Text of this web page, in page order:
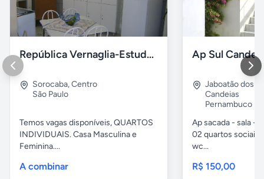
República Vernaglia-Estudantes e ou Trabalhadores
Sorocaba,Centro
São Paulo
Temos vagas disponíveis, QUARTOS
INDIVIDUAIS. Casa Masculina e
Feminina....
A combinar
Ap Sul
Jaboatão dos
Candeias
Pernambuco
Ap sacada - sala -
02 quartos
wc...
R$ 150,00